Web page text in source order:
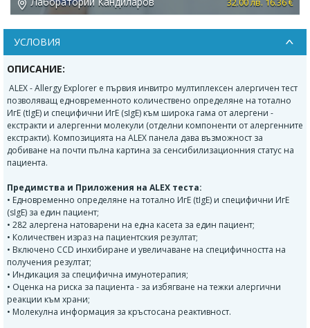
УСЛОВИЯ
ОПИСАНИЕ:
ALEX - Allergy Explorer е първия инвитро мултиплексен алергичен тест
позволяващ едновременното количествено определяне на тотално
ИгЕ (tIgE) и специфични ИгЕ (sIgE) към широка гама от алергени -
екстракти и алергенни молекули (отделни компоненти от алергенните
екстракти). Композицията на ALEX панела дава възможност за
добиване на почти пълна картина за сенсибилизационния статус на
пациента.
Предимства и Приложения на ALEX теста:
• Едновременно определяне на тотално ИгЕ (tIgE) и специфични ИгЕ
(sIgE) за един пациент;
• 282 алергена натоварени на една касета за един пациент;
• Количествен израз на пациентския резултат;
• Включено CCD инхибиране и увеличаване на специфичността на
получения резултат;
• Индикация за специфична имунотерапия;
• Оценка на риска за пациента - за избягване на тежки алергични
реaкции към храни;
• Молекулна информация за кръстосана реактивност.